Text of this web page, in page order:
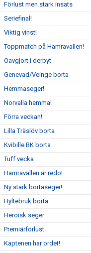
Förlust men stark insats
Seriefinal!
Viktig vinst!
Toppmatch på Hamravallen!
Oavgjort i derbyt
Genevad/Veinge borta
Hemmaseger!
Norvalla hemma!
Förra veckan!
Lilla Träslöv borta
Kvibille BK borta
Tuff vecka
Hamravallen är redo!
Ny stark bortaseger!
Hyltebruk borta
Heroisk seger
Premiärförlust
Kaptenen har ordet!